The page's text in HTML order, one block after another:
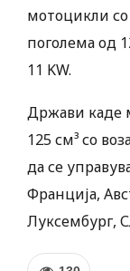
мотоцикли
поголема од
11 KW.
Држави каде
125 см³ со
да се
Франција,
Луксембург,